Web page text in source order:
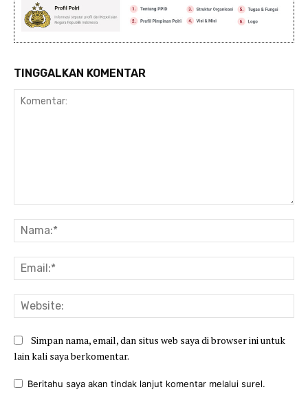
TINGGALKAN KOMENTAR
Simpan nama, email, dan situs web saya di browser ini untuk
lain kali saya berkomentar.
Beritahu saya akan tindak lanjut komentar melalui surel.